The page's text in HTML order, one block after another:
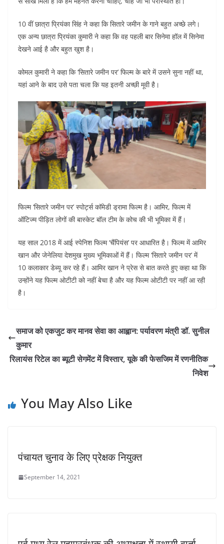
10 वीं छात्रा प्रियंका सिंह ने कहा कि सितारे जमीन के गाने बहुत अच्छे लगे।
एक अन्य छात्रा प्रियंका कुमारी ने कहा कि वह पहली बार सिनेमा हॉल में सिनेमा
देखने आई है और बहुत खुश है।
कोमल कुमारी ने कहा कि ‘सितारे जमीन पर’ फिल्म के बारे में उसने सुना नहीं था,
यहां आने के बाद उसे पता चला कि यह इतनी अच्छी मूवी है।
फिल्म ‘सितारे जमीन पर’ स्पोर्ट्स कॉमेडी ड्रामा फिल्म है। आमिर, फिल्म में
ऑटिज्म पीड़ित लोगों की बास्केट बॉल टीम के कोच की भी भूमिका में हैं।
यह साल 2018 में आई स्पेनिश फिल्म ‘चैंपियंस’ पर आधारित है। फिल्म में आमिर
खान और जेनेलिया देशमुख मुख्य भूमिकाओं में हैं। फिल्म ‘सितारे जमीन पर’ में
10 कलाकार डेब्यू कर रहे हैं। आमिर खान ने प्रेस से बात करते हुए कहा था कि
उन्होंने यह फिल्म ओटीटी को नहीं बेचा है और यह फिल्म ओटीटी पर नहीं आ रही
है।
समाज को एकजुट कर मानव सेवा का आह्वान: पर्यावरण मंत्री डॉ. सुनील
कुमार
रिलायंस रिटेल का ब्यूटी सेगमेंट में विस्तार, यूके की फेसजिम में रणनीतिक
निवेश
You May Also Like
पंचायत चुनाव के लिए प्रेक्षक नियुक्त
September 14, 2021